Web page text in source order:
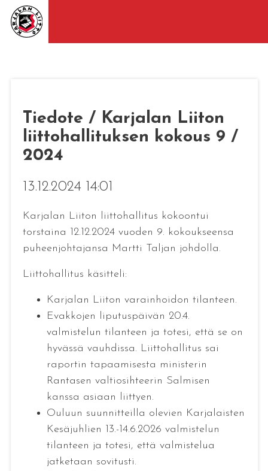
Tiedote / Karjalan Liiton
liittohallituksen kokous 9 /
2024
13.12.2024 14:01
Karjalan Liiton liittohallitus kokoontui
torstaina 12.12.2024 vuoden 9. kokoukseensa
puheenjohtajansa Martti Taljan johdolla.
Liittohallitus käsitteli:
Karjalan Liiton varainhoidon tilanteen.
Evakkojen liputuspäivän 20.4.
valmistelun tilanteen ja totesi, että se on
hyvässä vauhdissa. Liittohallitus sai
raportin tapaamisesta ministerin
Rantasen valtiosihteerin Salmisen
kanssa asiaan liittyen.
Ouluun suunnitteilla olevien Karjalaisten
Kesäjuhlien 13.-14.6.2026 valmistelun
tilanteen ja totesi, että valmistelua
jatketaan sovitusti.